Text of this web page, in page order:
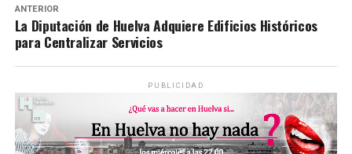
ANTERIOR
La Diputación de Huelva Adquiere Edificios Históricos
para Centralizar Servicios
PUBLICIDAD